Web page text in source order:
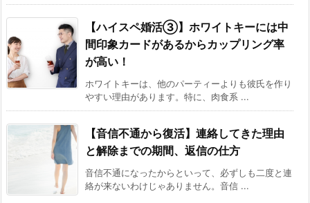
【ハイスペ婚活③】ホワイトキーには中
間印象カードがあるからカップリング率
が高い！
ホワイトキーは、他のパーティーよりも彼氏を作り
やすい理由があります。特に、肉食系 ...
【音信不通から復活】連絡してきた理由
と解除までの期間、返信の仕方
音信不通になったからといって、必ずしも二度と連
絡が来ないわけじゃありません。音信 ...